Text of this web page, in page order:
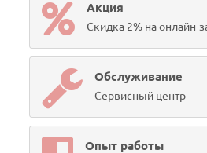
Акция
Скидка 2% на онлайн-
Обслуживание
Сервисный центр
Опыт работы